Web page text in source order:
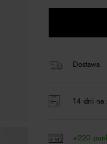
Dostawa
14 dni na
+220